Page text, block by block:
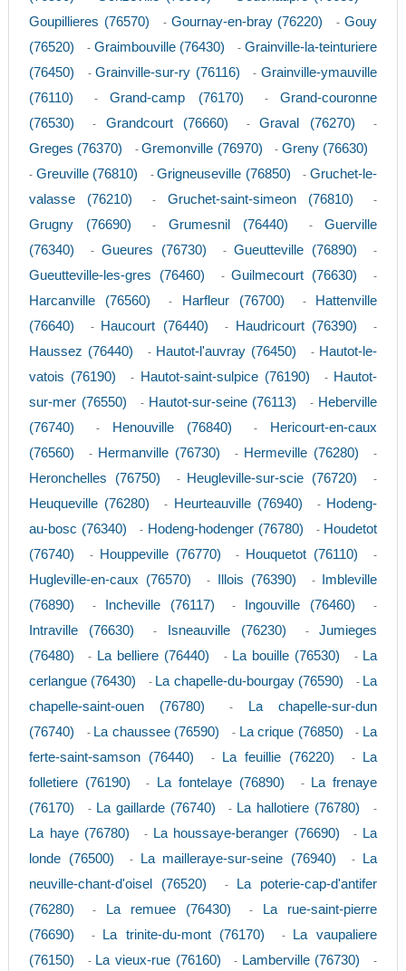
Goupillieres (76570) - Gournay-en-bray (76220) -Gouy
(76520)
- Graimbouville (76430) -Grainville-la-teinturiere
(76450)
-Grainville-sur-ry (76116) -Grainville-ymauville
(76110)
-Grand-camp (76170) -Grand-couronne
(76530)
- Grandcourt (76660) -Graval (76270) -
Greges (76370) -Gremonville (76970) - Greny (76630)
- Greuville (76810) -Grigneuseville (76850) -Gruchet-le-
valasse (76210)
- Gruchet-saint-simeon (76810) -
Grugny (76690) - Grumesnil (76440) -Guerville
(76340)
- Gueures (76730) -Gueutteville (76890) -
Gueutteville-les-gres (76460) -Guilmecourt (76630) -
Harcanville (76560) - Harfleur (76700) -
Hattenville
(76640)
- Haucourt (76440) - Haudricourt (76390) -
Haussez (76440) - Hautot-l'auvray (76450) - Hautot-le-
vatois (76190)
- Hautot-saint-sulpice (76190) - Hautot-
sur-mer (76550)
- Hautot-sur-seine (76113) - Heberville
(76740)
- Henouville (76840) -
Hericourt-en-caux
(76560)
- Hermanville (76730) - Hermeville (76280) -
Heronchelles (76750) - Heugleville-sur-scie (76720) -
Heuqueville (76280) - Heurteauville (76940) - Hodeng-
au-bosc (76340)
- Hodeng-hodenger (76780) - Houdetot
(76740)
- Houppeville (76770) - Houquetot (76110) -
Hugleville-en-caux (76570) - Illois (76390) -
Imbleville
(76890)
- Incheville (76117) - Ingouville (76460) -
Intraville (76630) - Isneauville (76230) -Jumieges
(76480)
- La belliere (76440) - La bouille (76530) - La
cerlangue (76430)
- La chapelle-du-bourgay (76590) - La
chapelle-saint-ouen (76780)
-
La chapelle-sur-dun
(76740)
- La chaussee (76590) - La crique (76850) - La
ferte-saint-samson (76440)
- La feuillie (76220) -
La
folletiere (76190)
- La fontelaye (76890) -
La frenaye
(76170)
- La gaillarde (76740) - La hallotiere (76780) -
La haye (76780) - La houssaye-beranger (76690) - La
londe (76500)
- La mailleraye-sur-seine (76940) -
La
neuville-chant-d'oisel (76520)
-
La poterie-cap-d'antifer
(76280)
- La remuee (76430) -
La rue-saint-pierre
(76690)
- La trinite-du-mont (76170) -
La vaupaliere
(76150)
- La vieux-rue (76160) - Lamberville (76730) -